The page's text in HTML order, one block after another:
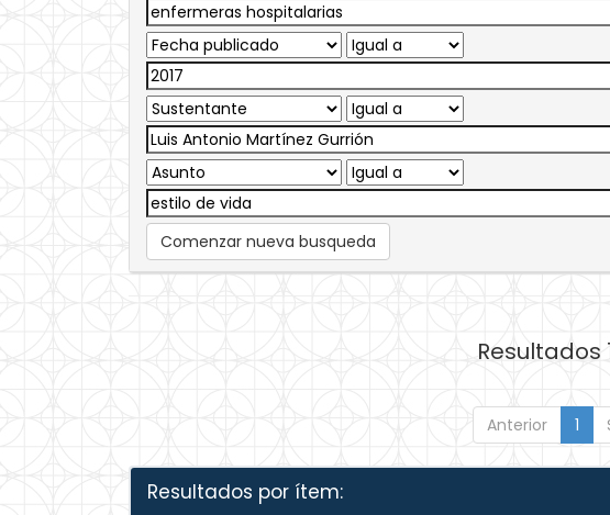
Comenzar nueva busqueda
Resultados
Anterior 1
Resultados por ítem: